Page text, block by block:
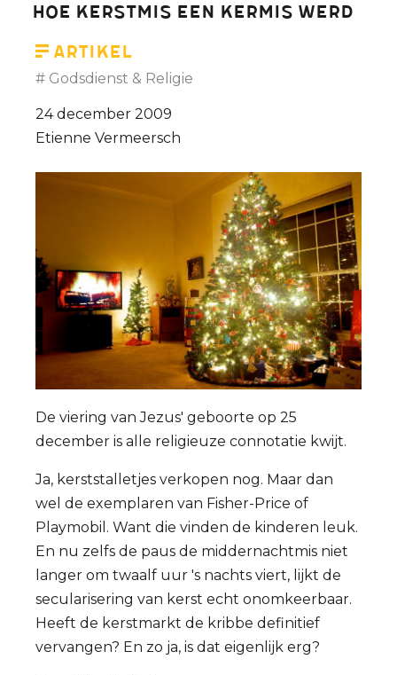
Hoe Kerstmis een kermis werd
Artikel
Godsdienst & Religie
24 december 2009
Etienne Vermeersch
De viering van Jezus' geboorte op 25
december is alle religieuze connotatie kwijt.
Ja, kerststalletjes verkopen nog. Maar dan
wel de exemplaren van Fisher-Price of
Playmobil. Want die vinden de kinderen leuk.
En nu zelfs de paus de middernachtmis niet
langer om twaalf uur 's nachts viert, lijkt de
secularisering van kerst echt onomkeerbaar.
Heeft de kerstmarkt de kribbe definitief
vervangen? En zo ja, is dat eigenlijk erg?